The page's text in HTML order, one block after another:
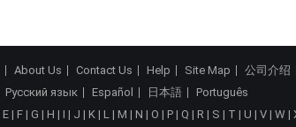
About Us Contact Us Help Site Map 公司介绍
Русский язык Español 日本語
Português
E | F | G | H | I | J | K | L | M | N | O | P | Q | R | S | T | U | V | W |